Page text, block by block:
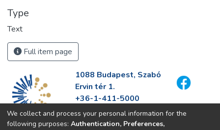
Type
Text
Full item page
1088 Budapest, Szabó
Ervin tér 1.
+36-1-411-5000
info@fszek.hu
https://fszek.hu
We collect and process your personal information for the
following purposes: Authentication, Preferences,